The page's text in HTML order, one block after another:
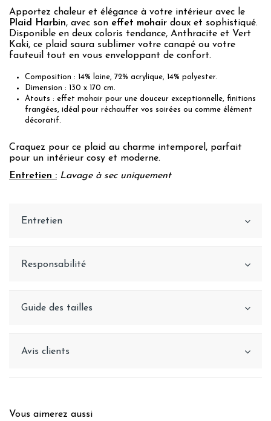
Apportez chaleur et élégance à votre intérieur avec le
Plaid Harbin, avec son effet mohair doux et sophistiqué.
Disponible en deux coloris tendance, Anthracite et Vert
Kaki, ce plaid saura sublimer votre canapé ou votre
fauteuil tout en vous enveloppant de confort.
Composition : 14% laine, 72% acrylique, 14% polyester.
Dimension : 130 x 170 cm.
Atouts : effet mohair pour une douceur exceptionnelle, finitions
frangées, idéal pour réchauffer vos soirées ou comme élément
décoratif.
Craquez pour ce plaid au charme intemporel, parfait
pour un intérieur cosy et moderne.
Entretien : Lavage à sec uniquement
Entretien
Responsabilité
Guide des tailles
Avis clients
Vous aimerez aussi